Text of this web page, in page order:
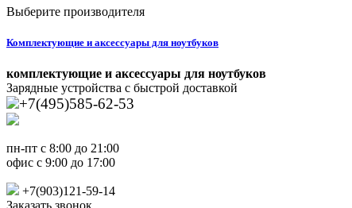
Выберите производителя
Комплектующие и аксессуары для ноутбуков
комплектующие и аксессуары для ноутбуков
Зарядные устройства с быстрой доставкой
+7(495)585-62-53
пн-пт с 8:00 до 21:00
офис с 9:00 до 17:00
+7(903)121-59-14